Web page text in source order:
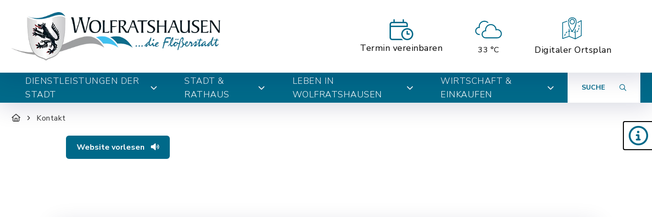
Termin vereinbaren 33 °C Digitaler Ortsplan
DIENSTLEISTUNGEN DER
STADT
STADT &
RATHAUS
LEBEN IN
WOLFRATSHAUSEN
WIRTSCHAFT &
EINKAUFEN
SUCHE
Kontakt
Website vorlesen